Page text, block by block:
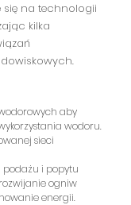
się na technologii
kilka
aby
wodoru.
sieci
podażu i popytu
ogniw
energii.